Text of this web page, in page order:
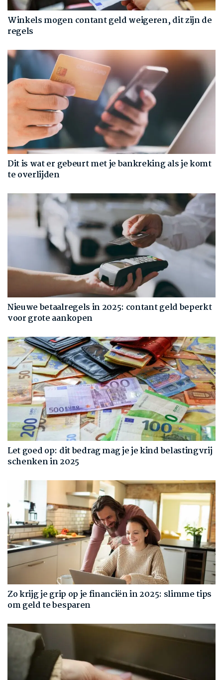
Winkels mogen contant geld weigeren, dit zijn de
regels
Dit is wat er gebeurt met je bankreking als je komt
te overlijden
Nieuwe betaalregels in 2025: contant geld beperkt
voor grote aankopen
Let goed op: dit bedrag mag je je kind belastingvrij
schenken in 2025
Zo krijg je grip op je financiën in 2025: slimme tips
om geld te besparen